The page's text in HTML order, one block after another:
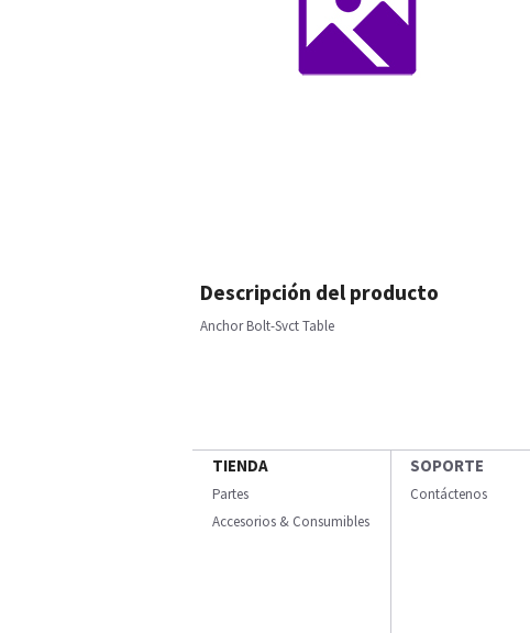
Descripción del producto
Anchor Bolt-Svct Table
TIENDA
Partes
Accesorios & Consumibles
SOPORTE
Contáctenos